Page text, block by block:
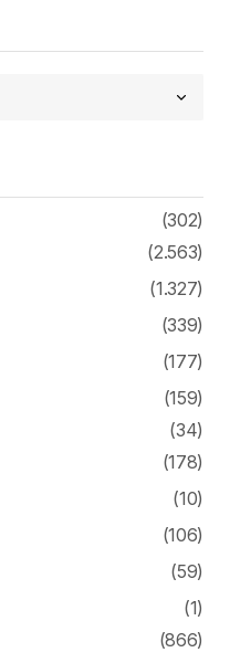
(302)
(2.563)
(1.327)
(339)
(177)
(159)
(34)
(178)
(10)
(106)
(59)
(1)
(866)